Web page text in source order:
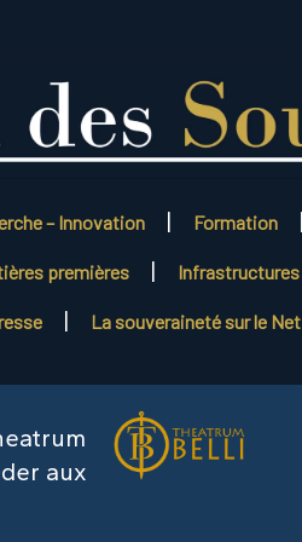
– Innovation Formation
premières Infrastructures
La souveraineté sur le Net
aux